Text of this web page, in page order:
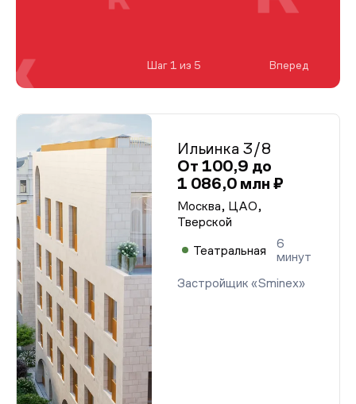
Ильинка 3/8
От 100,9 до
1 086,0 млн ₽
Москва, ЦАО,
Тверской
Театральная
6
минут
Застройщик «Sminex»
Шаг 1 из 5 Вперед